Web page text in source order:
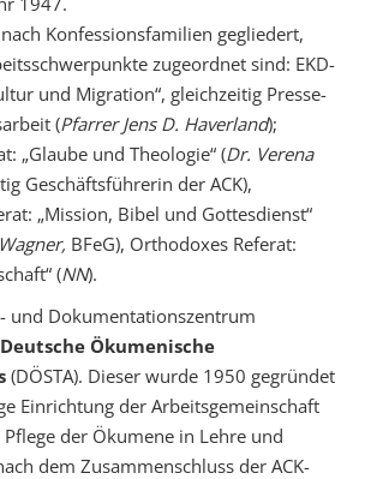
Konfessionsfamilien gegliedert,
zugeordnet sind: EKD-
und Migration“, gleichzeitig Presse-
(Pfarrer Jens D. Haverland);
„Glaube und Theologie“ (Dr. Verena
Geschäftsführerin der ACK),
„Mission, Bibel und Gottesdienst“
BFeG), Orthodoxes Referat:
(NN).
und Dokumentationszentrum
Deutsche Ökumenische
(DÖSTA). Dieser wurde 1950 gegründet
Einrichtung der Arbeitsgemeinschaft
der Ökumene in Lehre und
dem Zusammenschluss der ACK-